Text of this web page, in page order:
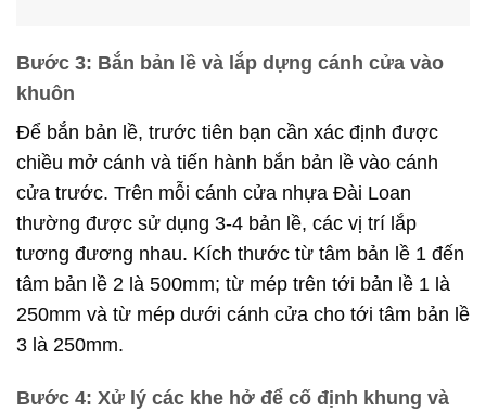
Bước 3: Bắn bản lề và lắp dựng cánh cửa vào
khuôn
Để bắn bản lề, trước tiên bạn cần xác định được
chiều mở cánh và tiến hành bắn bản lề vào cánh
cửa trước. Trên mỗi cánh cửa nhựa Đài Loan
thường được sử dụng 3-4 bản lề, các vị trí lắp
tương đương nhau. Kích thước từ tâm bản lề 1 đến
tâm bản lề 2 là 500mm; từ mép trên tới bản lề 1 là
250mm và từ mép dưới cánh cửa cho tới tâm bản lề
3 là 250mm.
Bước 4: Xử lý các khe hở để cố định khung và